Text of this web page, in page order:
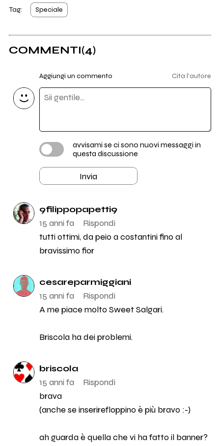
Tag: Speciale
COMMENTI(4)
Aggiungi un commento Cita l'autore
avvisami se ci sono nuovi messaggi in
questa discussione
Invia
9filippopapetti9
15 anni fa
Rispondi
tutti ottimi, da peio a costantini fino al
bravissimo fior
cesareparmiggiani
15 anni fa
Rispondi
A me piace molto Sweet Salgari.
Briscola ha dei problemi.
briscola
15 anni fa
Rispondi
brava
(anche se inserirefloppino è più bravo :-)
ah guarda è quella che vi ha fatto il banner?